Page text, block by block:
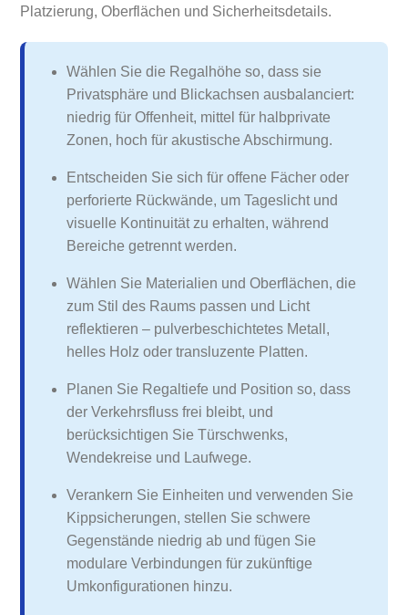
Platzierung, Oberflächen und Sicherheitsdetails.
Wählen Sie die Regalhöhe so, dass sie
Privatsphäre und Blickachsen ausbalanciert:
niedrig für Offenheit, mittel für halbprivate
Zonen, hoch für akustische Abschirmung.
Entscheiden Sie sich für offene Fächer oder
perforierte Rückwände, um Tageslicht und
visuelle Kontinuität zu erhalten, während
Bereiche getrennt werden.
Wählen Sie Materialien und Oberflächen, die
zum Stil des Raums passen und Licht
reflektieren – pulverbeschichtetes Metall,
helles Holz oder transluzente Platten.
Planen Sie Regaltiefe und Position so, dass
der Verkehrsfluss frei bleibt, und
berücksichtigen Sie Türschwenks,
Wendekreise und Laufwege.
Verankern Sie Einheiten und verwenden Sie
Kippsicherungen, stellen Sie schwere
Gegenstände niedrig ab und fügen Sie
modulare Verbindungen für zukünftige
Umkonfigurationen hinzu.